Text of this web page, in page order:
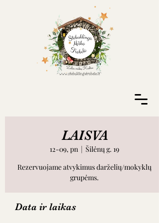
LAISVA
12-09, pn
  |
Šilėnų g. 19
Rezervuojame atvykimus darželių/mokyklų
grupėms.
Data ir laikas